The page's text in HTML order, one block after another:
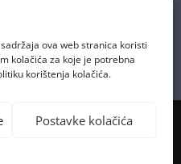
ova web stranica koristi
kolačića za koje je potrebna
korištenja kolačića.
Postavke kolačića